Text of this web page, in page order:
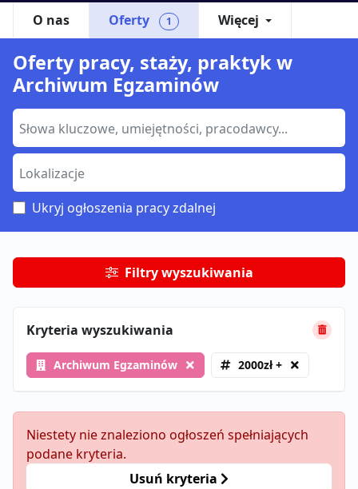
O nas Oferty 1 Więcej
Oferty pracy, staży, praktyk w
Archiwum Egzaminów
Ukryj ogłoszenia pracy zdalnej
Filtry wyszukiwania
Kryteria wyszukiwania
Archiwum Egzaminów 2000zł +
Niestety nie znaleziono ogłoszeń spełniających
podane kryteria.
Usuń kryteria